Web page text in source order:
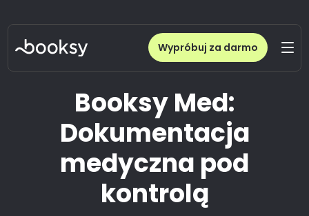
Wypróbuj za darmo
Booksy Med:
Dokumentacja
medyczna pod
kontrolą